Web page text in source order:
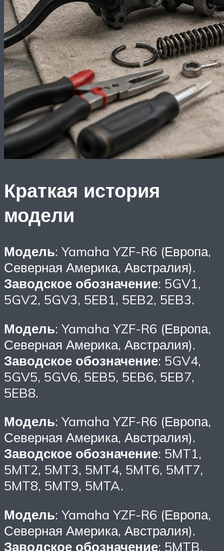
Краткая история
модели
Модель: Yamaha YZF-R6 (Европа,
Северная Америка, Австралия).
Заводское обозначение: 5GV1,
5GV2, 5GV3, 5EB1, 5EB2, 5EB3.
Модель: Yamaha YZF-R6 (Европа,
Северная Америка, Австралия).
Заводское обозначение: 5GV4,
5GV5, 5GV6, 5EB5, 5EB6, 5EB7,
5EB8.
Модель: Yamaha YZF-R6 (Европа,
Северная Америка, Австралия).
Заводское обозначение: 5MT1,
5MT2, 5MT3, 5MT4, 5MT6, 5MT7,
5MT8, 5MT9, 5MTA.
Модель: Yamaha YZF-R6 (Европа,
Северная Америка, Австралия).
Заводское обозначение: 5MTB,